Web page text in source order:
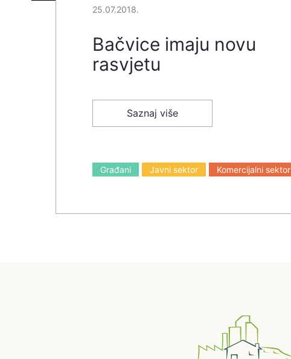
25.07.2018.
Bačvice imaju novu
rasvjetu
Saznaj više
Građani Javni sektor Komercijalni sektor